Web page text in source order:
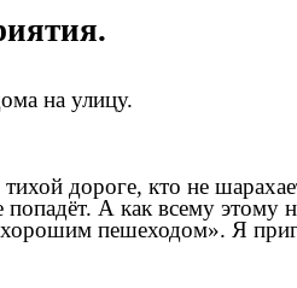
на улицу.
дороге, кто не
А как всему этому
хорошим пешеходом». Я